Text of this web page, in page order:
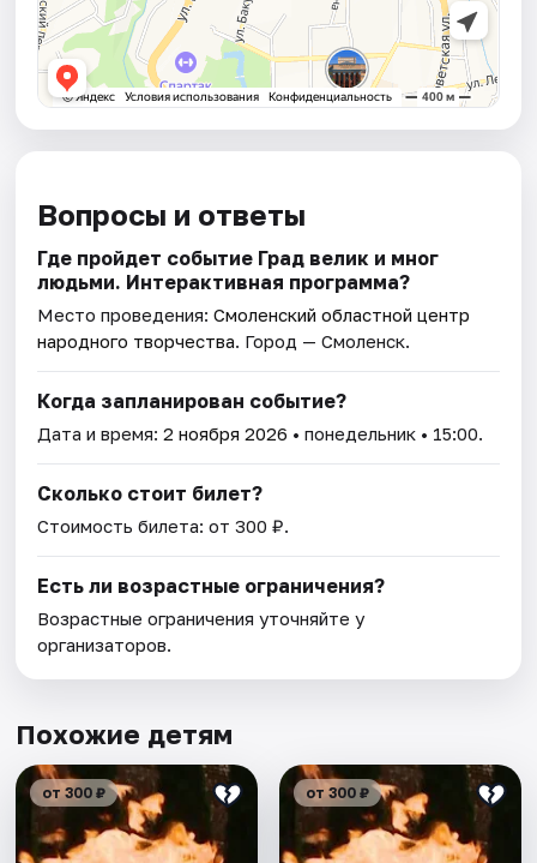
Вопросы и ответы
Где пройдет событие Град велик и мног
людьми. Интерактивная программа?
Место проведения:Смоленский областной центр
народного творчества. Город — Смоленск.
Когда запланирован событие?
Дата и время:2 ноября 2026 • понедельник • 15:00.
Сколько стоит билет?
Стоимость билета: от 300 ₽.
Есть ли возрастные ограничения?
Возрастные ограничения уточняйте у
организаторов.
Похожие детям
от 300 ₽ от 300 ₽